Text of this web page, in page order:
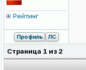
Рейтинг
Профиль ЛС
Страница 1 из 2